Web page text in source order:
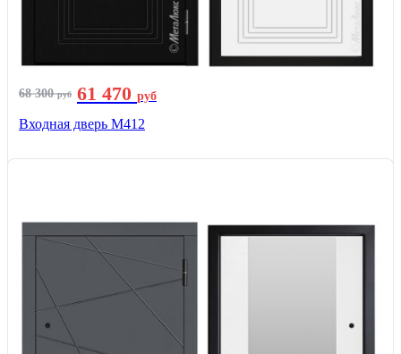
68 300руб 61 470 руб
Входная дверь М412